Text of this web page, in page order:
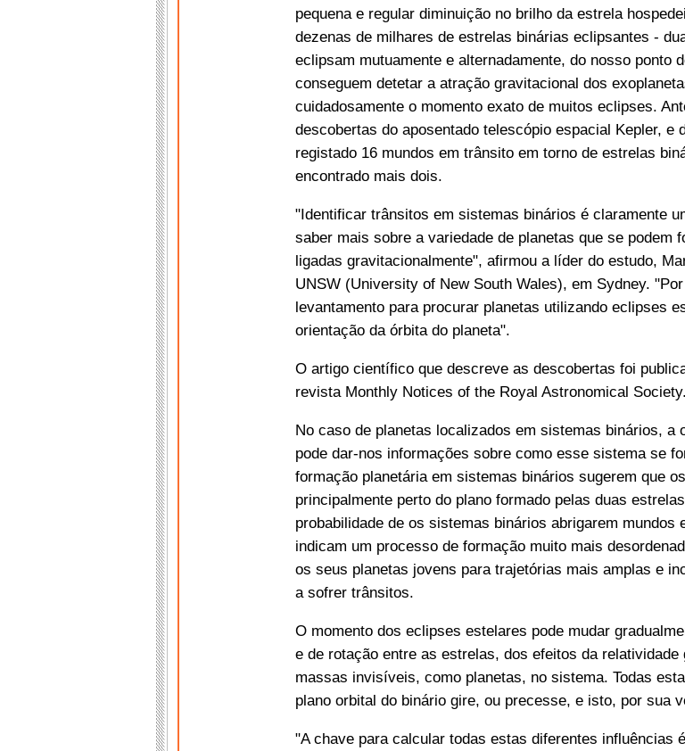
pequena e regular diminuição no brilho da estrela
dezenas de milhares de estrelas binárias eclipsantes -
eclipsam mutuamente e alternadamente, do nosso ponto
conseguem detetar a atração gravitacional dos
cuidadosamente o momento exato de muitos eclipses.
descobertas do aposentado telescópio espacial Kepler, e
registado 16 mundos em trânsito em torno de estrelas
encontrado mais dois.
"Identificar trânsitos em sistemas binários é claramente
saber mais sobre a variedade de planetas que se podem
ligadas gravitacionalmente", afirmou a líder do estudo,
UNSW (University of New South Wales), em Sydney.
levantamento para procurar planetas utilizando eclipses
orientação da órbita do planeta".
O artigo científico que descreve as descobertas foi
revista Monthly Notices of the Royal Astronomical Society.
No caso de planetas localizados em sistemas binários, a
pode dar-nos informações sobre como esse sistema se
formação planetária em sistemas binários sugerem que
principalmente perto do plano formado pelas duas
probabilidade de os sistemas binários abrigarem mundos
indicam um processo de formação muito mais
os seus planetas jovens para trajetórias mais amplas e
a sofrer trânsitos.
O momento dos eclipses estelares pode mudar
e de rotação entre as estrelas, dos efeitos da relatividade
massas invisíveis, como planetas, no sistema. Todas
plano orbital do binário gire, ou precesse, e isto, por sua
"A chave para calcular todas estas diferentes influências